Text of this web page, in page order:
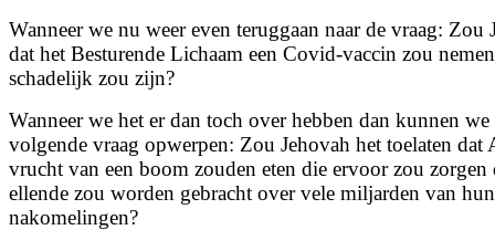
Wanneer we nu weer even teruggaan naar de vraag: Zou
dat het Besturende Lichaam een Covid-vaccin zou
schadelijk zou zijn?
Wanneer we het er dan toch over hebben dan kunnen
volgende vraag opwerpen: Zou Jehovah het toelaten dat
vrucht van een boom zouden eten die ervoor zou zorgen
ellende zou worden gebracht over vele miljarden van
nakomelingen?